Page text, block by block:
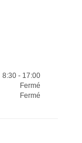
8:30 - 17:00
Fermé
Fermé